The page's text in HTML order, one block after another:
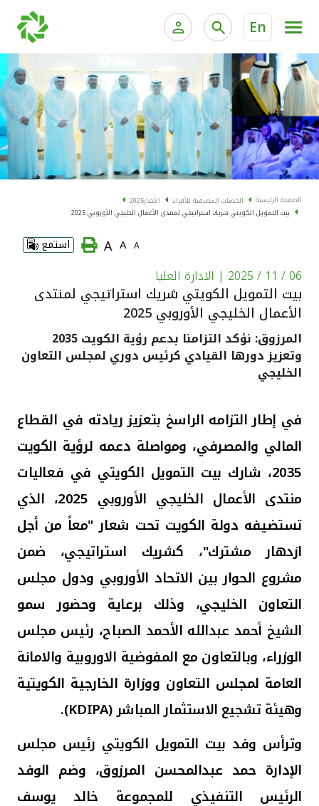
En
الخدمات المصرفية الإلكترونية للأفراد
الخدمات المصرفية الإلكترونية للشركات
خدمة "بيتك" للتداول الإلكتروني
الخدمات المصرفية للأفراد الخدمات المالية الخاصة
الحسابات المصرفية
البطاقات
"برامج العملاء"
الاستثمار
القنوات المصرفية
أدوات وخدمات
خدمات ما بعد البيع
اتصل بنا
مواقع الفروع وأجهزة الصرف الآلي
ألمانيا
ماليزيا
تركيا
مصر
المملكة المتحدة
مملكة البحرين
الصفحة الرئيسية الخدمات المصرفية للأفراد الأخبار2025
بيت التمويل الكويتي شريك استراتيجي لمنتدى الأعمال الخليجي الأوروبي 2025
A
A
A استمع
06 / 11 / 2025 | الادارة العليا
بيت التمويل الكويتي شريك استراتيجي لمنتدى
الأعمال الخليجي الأوروبي 2025
المرزوق: نؤكد التزامنا بدعم رؤية الكويت 2035
وتعزيز دورها القيادي كرئيس دوري لمجلس التعاون
الخليجي
في إطار التزامه الراسخ بتعزيز ريادته في القطاع
المالي والمصرفي، ومواصلة دعمه لرؤية الكويت
2035، شارك بيت التمويل الكويتي في فعاليات
منتدى الأعمال الخليجي الأوروبي 2025، الذي
تستضيفه دولة الكويت تحت شعار "معاً من أجل
ازدهار مشترك"، كشريك استراتيجي، ضمن
مشروع الحوار بين الاتحاد الأوروبي ودول مجلس
التعاون الخليجي، وذلك برعاية وحضور سمو
الشيخ أحمد عبدالله الأحمد الصباح، رئيس مجلس
الوزراء، وبالتعاون مع المفوضية الاوروبية والامانة
العامة لمجلس التعاون ووزارة الخارجية الكويتية
وهيئة تشجيع الاستثمار المباشر (KDIPA
).
وترأس وفد بيت التمويل الكويتي رئيس مجلس
الإدارة حمد عبدالمحسن المرزوق، وضم الوفد
الرئيس التنفيذي للمجموعة خالد يوسف